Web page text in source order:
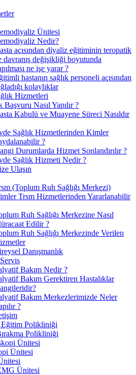
Ünitesi
Nedir?
açısından diyaliz eğitiminin teropatik
davranış değişikliği boyutunda
ne işe yarar ?
hastanın sağlık personeli açısından
kolaylıklar
Hizmetleri
Başvuru Nasıl Yapılır ?
Kabulü ve Muayene Süreci Nasıldır
Sağlık Hizmetlerinden Kimler
?
Durumlarda Hizmet Sonlandırılır ?
Sağlık Hizmeti Nedir ?
Ulaşın
(Toplum Ruh Sağlığı Merkezi)
Trsm Hizmetlerinden Yararlanabilir
Ruh Sağlığı Merkezine Nasıl
Edilir ?
Ruh Sağlığı Merkezinde Verilen
Danışmanlık
Bakım Nedir ?
Bakım Gerektiren Hastalıklar
Bakım Merkezlerimizde Neler
?
Polikliniği
Polikliniği
Ünitesi
Ünitesi
Ünitesi